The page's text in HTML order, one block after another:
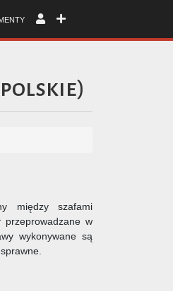
)
między szafami
przeprowadzane w
wykonywane są